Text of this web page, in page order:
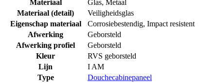
Materiaal
Glas, Metaal
Materiaal (detail)
Veiligheidsglas
Eigenschap materiaal
Corrosiebestendig, Impact resistent
Afwerking
Geborsteld
Afwerking profiel
Geborsteld
Kleur
RVS geborsteld
Lijn
I AM
Type
Douchecabinepaneel